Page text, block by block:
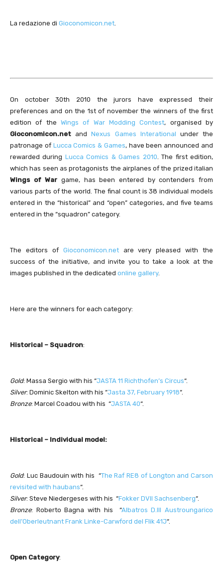
La redazione di Gioconomicon.net.
On october 30th 2010 the jurors have expressed their
preferences and on the 1st of november the winners of the first
edition of the Wings of War Modding Contest, organised by
Gioconomicon.net andNexus Games Interational under the
patronage of Lucca Comics & Games, have been announced and
rewarded during Lucca Comics & Games 2010 . The first edition,
which has seen as protagonists the airplanes of the prized italian
Wings of War game, has been entered by contenders from
various parts of the world. The final count is 38 individual models
entered in the “historical” and “open” categories, and five teams
entered in the “squadron” category.
The editors of Gioconomicon.netare very pleased with the
success of the initiative, and invite you to take a look at the
images published in the dedicated online gallery.
Here are the winners for each category:
Historical – Squadron:
Gold: Massa Sergio with his “JASTA 11 Richthofen’s Circus“.
Silver: Dominic Skelton with his “Jasta 37, February 1918“.
Bronze: Marcel Coadou with his “JASTA 40“.
Historical – Individual model:
Gold: Luc Baudouin with his “The Raf RE8 of Longton and Carson
revisited with haubans“.
Silver: Steve Niedergeses with his “Fokker DVII Sachsenberg“.
Bronze: Roberto Bagna with his “Albatros D.III Austroungarico
dell’Oberleutnant Frank Linke-Carwford del Flik 41J“.
Open Category: